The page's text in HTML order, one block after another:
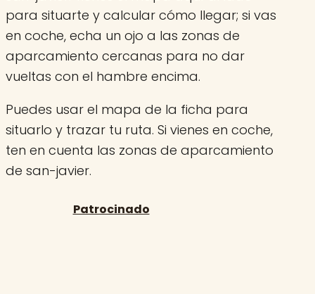
para situarte y calcular cómo llegar; si vas
en coche, echa un ojo a las zonas de
aparcamiento cercanas para no dar
vueltas con el hambre encima.
Puedes usar el mapa de la ficha para
situarlo y trazar tu ruta. Si vienes en coche,
ten en cuenta las zonas de aparcamiento
de san-javier.